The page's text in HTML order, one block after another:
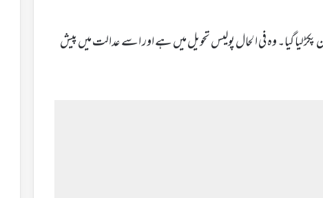
گیا۔ وہ فی الحال پولیس تحویل میں ہے اور اسے عدالت میں پیش